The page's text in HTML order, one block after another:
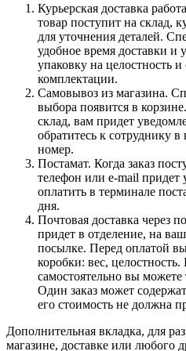
Курьерская доставка
товар поступит на склад,
для уточнения деталей.
удобное время доставки и
упаковку на целостность и
комплектации.
Самовывоз из магазина.
выбора появится в
склад, вам придет
обратитесь к сотруднику в
номер.
Постамат. Когда заказ
телефон или e-mail
оплатить в терминале
дня.
Почтовая доставка через
придет в отделение, на
посылке. Перед оплатой
коробки: вес,
самостоятельно вы можете
Один заказ может
его стоимость не должна
Дополнительная вкладка, для
магазине, доставке или любого